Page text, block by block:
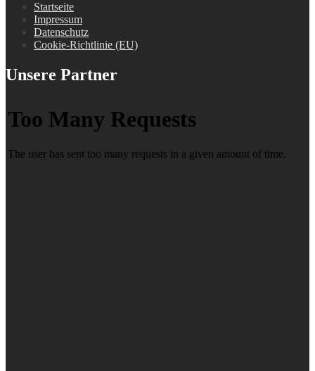
Startseite
Impressum
Datenschutz
Cookie-Richtlinie (EU)
Unsere Partner